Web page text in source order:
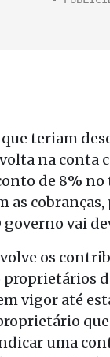
teriam
na
de 8%
as
vai
os
proprietários
vigor até
uma